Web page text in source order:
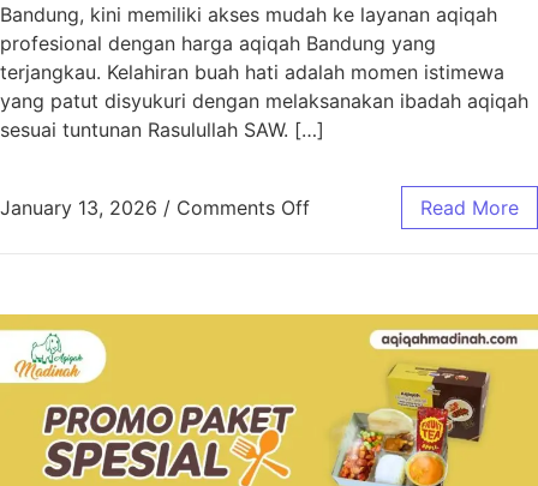
Bandung, kini memiliki akses mudah ke layanan aqiqah
profesional dengan harga aqiqah Bandung yang
terjangkau. Kelahiran buah hati adalah momen istimewa
yang patut disyukuri dengan melaksanakan ibadah aqiqah
sesuai tuntunan Rasulullah SAW. […]
January 13, 2026 / Comments Off Read More